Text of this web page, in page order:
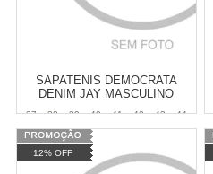
SAPATÊNIS DEMOCRATA
DENIM JAY MASCULINO
37 38 39 40 41 42 43 44
Atacado: R$
Revendedor)
12% OFF